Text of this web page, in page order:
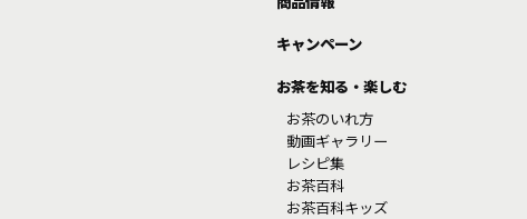
キャンペーン
お茶を知る・楽しむ
お茶のいれ方
動画ギャラリー
レシピ集
お茶百科
お茶百科キッズ